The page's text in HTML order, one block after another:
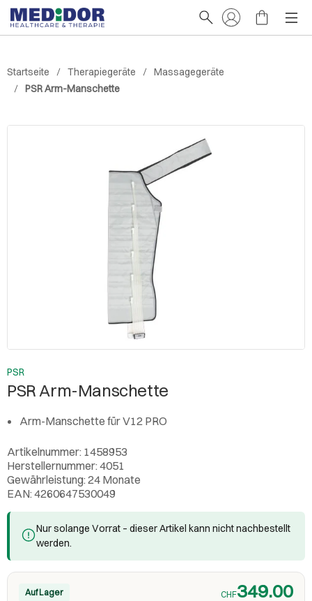
Startseite Therapiegeräte
Massagegeräte
PSR Arm-Manschette
PSR
PSR Arm-Manschette
Arm-Manschette für V12 PRO
Artikelnummer: 1458953
Herstellernummer: 4051
Gewährleistung: 24 Monate
EAN: 4260647530049
Nur solange Vorrat – dieser Artikel kann nicht nachbestellt
werden.
Auf Lager CHF349.00